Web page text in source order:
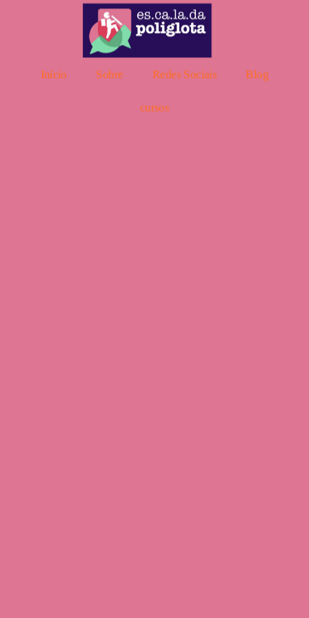
Início Sobre Redes Sociais Blog
cursos